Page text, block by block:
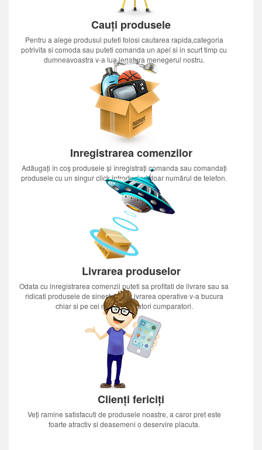
Cauți produsele
Pentru a alege produsul puteti folosi cautarea rapida,categoria
potrivita si comoda sau puteti comanda un apel si in scurt timp cu
dumneavoastra v-a lua legatura menegerul nostru.
Inregistrarea comenzilor
Adăugați în coș produsele și înregistrați comanda sau comandați
produsele cu un singur click introducînd doar numărul de telefon.
Livrarea produselor
Odata cu inregistrarea comenzii puteti sa profitati de livrare sau sa
ridicati produsele de sinestatator.Livrarea operative v-a bucura
chiar si pe cei mai nerabdatori cumparatori.
Clienți fericiți
Veți ramine satisfacuti de produsele noastre, a caror pret este
foarte atractiv si deasemeni o deservire placuta.